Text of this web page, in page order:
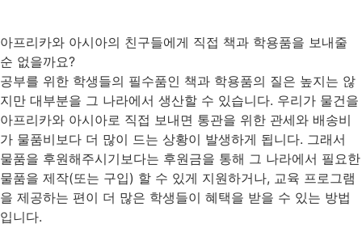
아프리카와 아시아의 친구들에게 직접 책과 학용품을 보내줄
순 없을까요?
공부를 위한 학생들의 필수품인 책과 학용품의 질은 높지는 않
지만 대부분을 그 나라에서 생산할 수 있습니다. 우리가 물건을
아프리카와 아시아로 직접 보내면 통관을 위한 관세와 배송비
가 물품비보다 더 많이 드는 상황이 발생하게 됩니다. 그래서
물품을 후원해주시기보다는 후원금을 통해 그 나라에서 필요한
물품을 제작(또는 구입) 할 수 있게 지원하거나, 교육 프로그램
을 제공하는 편이 더 많은 학생들이 혜택을 받을 수 있는 방법
입니다.